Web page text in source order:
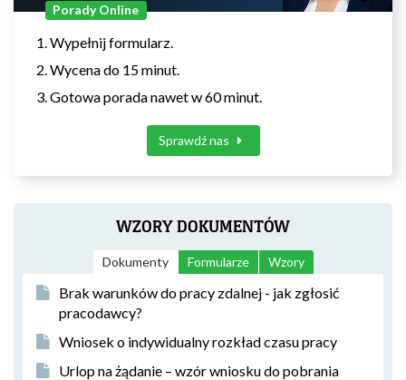
Porady Online
Wypełnij formularz.
Wycena do 15 minut.
Gotowa porada nawet w 60 minut.
Sprawdź nas
WZORY DOKUMENTÓW
Dokumenty Formularze Wzory
Brak warunków do pracy zdalnej - jak zgłosić
pracodawcy?
Wniosek o indywidualny rozkład czasu pracy
Urlop na żądanie – wzór wniosku do pobrania